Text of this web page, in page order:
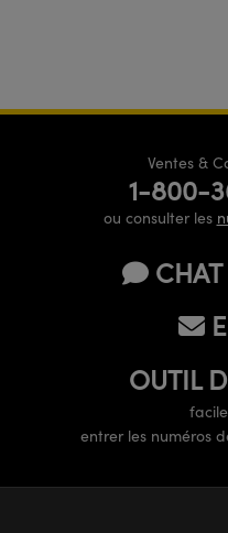
Ventes &
1-800-
ou consulter les
OUTIL
entrer les numéros